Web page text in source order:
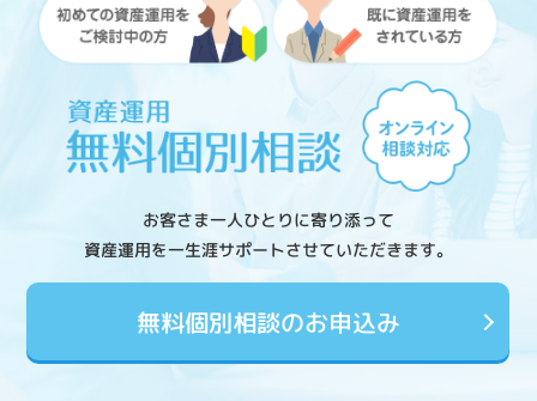
お客さま一人ひとりに寄り添って
資産運用を一生涯サポートさせていただきます。
無料個別相談のお申込み